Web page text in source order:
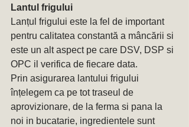
Lantul frigului
Lanțul frigului este la fel de important
pentru calitatea constantă a mâncării si
este un alt aspect pe care DSV, DSP si
OPC il verifica de fiecare data.
Prin asigurarea lantului frigului
înțelegem ca pe tot traseul de
aprovizionare, de la ferma si pana la
noi in bucatarie, ingredientele sunt